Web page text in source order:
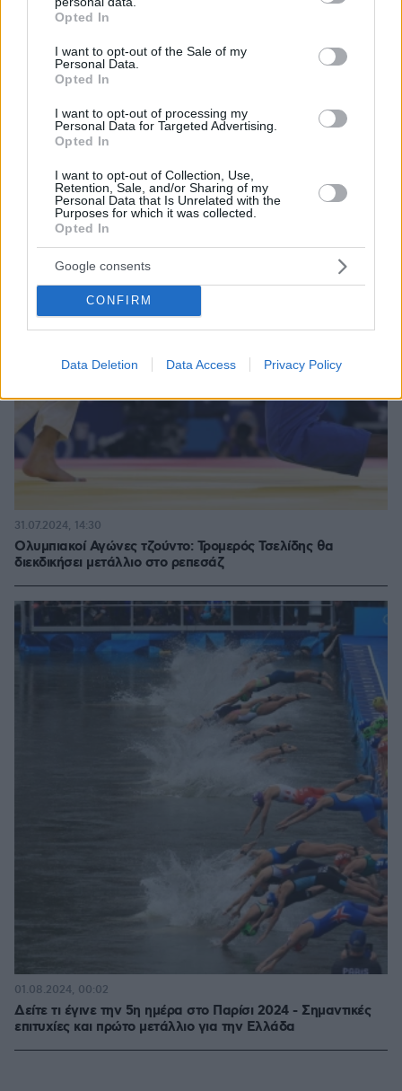
grant or deny consent to Google and its third-party tags to
use your data for below specified purposes in below Google
consent section.
Opted In
I want to opt-out of the Sale of my
Personal Data.
Opted In
I want to opt-out of processing my
Personal Data for Targeted Advertising.
Opted In
I want to opt-out of Collection, Use,
Retention, Sale, and/or Sharing of my
Personal Data that Is Unrelated with the
Purposes for which it was collected.
Opted In
Google consents
CONFIRM
Data Deletion Data Access Privacy Policy
Φόρτσαρε (2-0 τον Μπάεζ) και προκρίθηκε στα
31.07.2024, 14:34
Ολυμπιακοί Αγώνες τζούντο: Τρομερός Τσελίδης θα
διεκδικήσει μετάλλιο στο ρεπεσάζ
31.07.2024, 14:30
Δείτε τι έγινε την 5η ημέρα στο Παρίσι 2024 - Σημαντικές
επιτυχίες και πρώτο μετάλλιο για την Ελλάδα
01.08.2024, 00:02